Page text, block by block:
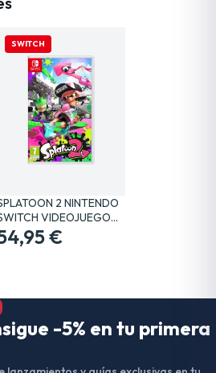
SWITCH
2 NINTENDO
VIDEOJUEGO
€
-5% en tu primera